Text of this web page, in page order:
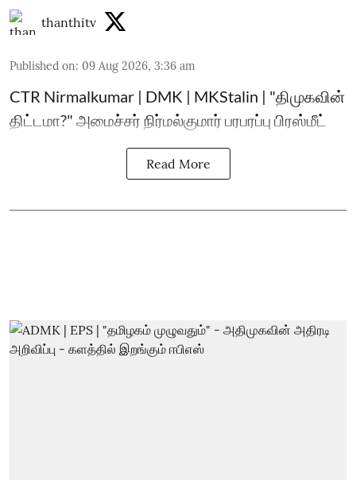
thanthitv
Published on: 09 Aug 2026, 3:36 am
CTR Nirmalkumar | DMK | MKStalin | "திமுகவின்
திட்டமா?" அமைச்சர் நிர்மல்குமார் பரபரப்பு பிரஸ்மீட்
Read More